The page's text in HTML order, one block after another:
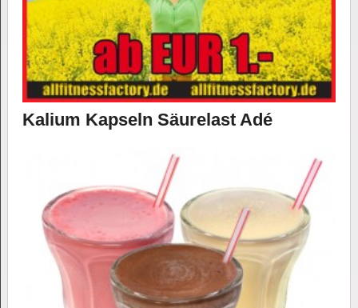
Kalium Kapseln Säurelast Adé